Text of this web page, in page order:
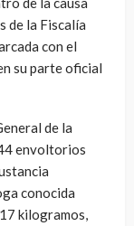
de la Fiscalía
con el
su parte oficial
de la
envoltorios
conocida
kilogramos,